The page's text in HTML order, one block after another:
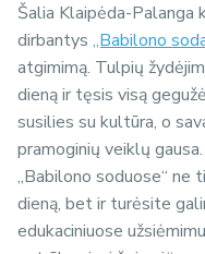
Šalia Klaipėda-Palanga
dirbantys „Babilono
atgimimą. Tulpių
dieną ir tęsis visą
susilies su kultūra, o
pramoginių veiklų
„Babilono soduose“ ne
dieną, bet ir turėsite
edukaciniuose